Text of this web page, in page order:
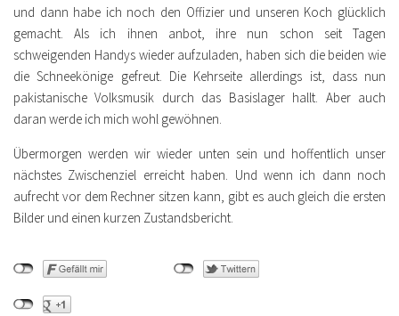
und dann habe ich noch den Offizier und unseren Koch glücklich
gemacht. Als ich ihnen anbot, ihre nun schon seit Tagen
schweigenden Handys wieder aufzuladen, haben sich die beiden wie
die Schneekönige gefreut. Die Kehrseite allerdings ist, dass nun
pakistanische Volksmusik durch das Basislager hallt. Aber auch
daran werde ich mich wohl gewöhnen.
Übermorgen werden wir wieder unten sein und hoffentlich unser
nächstes Zwischenziel erreicht haben. Und wenn ich dann noch
aufrecht vor dem Rechner sitzen kann, gibt es auch gleich die ersten
Bilder und einen kurzen Zustandsbericht.